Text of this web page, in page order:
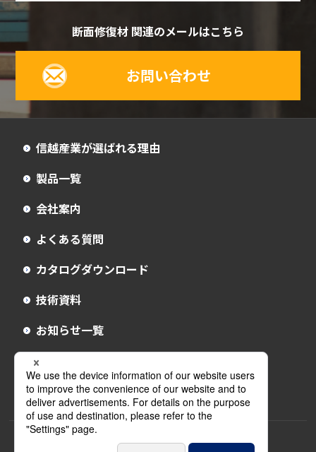
断面修復材 関連のメールはこちら
お問い合わせ
信越産業が選ばれる理由
製品一覧
会社案内
よくある質問
カタログダウンロード
技術資料
お知らせ一覧
お問い合わせ
採用情報
プライバシーポリシー サイトマップ English